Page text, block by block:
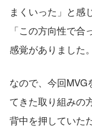
まくいった」と感
「この方向性で
感覚がありました。
なので、今回
てきた取り組みの
背中を押していた